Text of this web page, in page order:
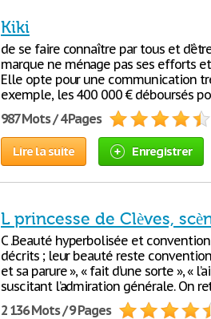
Kiki
de se faire connaître par tous et
marque ne ménage pas ses efforts
Elle opte pour une communication
exemple, les 400 000 € déboursés
987 Mots / 4 Pages
Lire la suite Enregistrer
L princesse de Clèves,
C .Beauté hyperbolisée et
décrits ; leur beauté reste
et sa parure », « fait d’une sorte », «
suscitant l’admiration générale. On
2 136 Mots / 9 Pages